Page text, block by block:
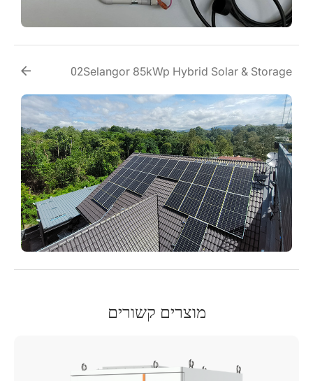
02Selangor 85kWp Hybrid Solar & Storage
מוצרים קשורים